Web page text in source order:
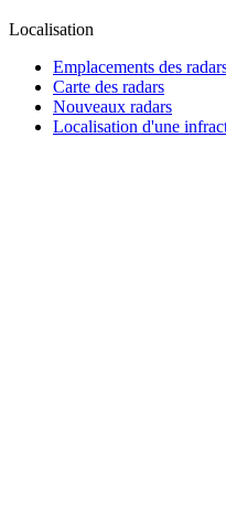
Localisation
Emplacements des
Carte des radars
Nouveaux radars
Localisation d'une